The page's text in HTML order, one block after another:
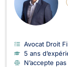
N
E
Avocat Droit
5 ans
N’accepte